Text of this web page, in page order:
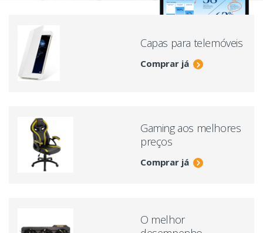
Capas para telemóveis
Comprar já
Gaming aos melhores
preços
Comprar já
O melhor